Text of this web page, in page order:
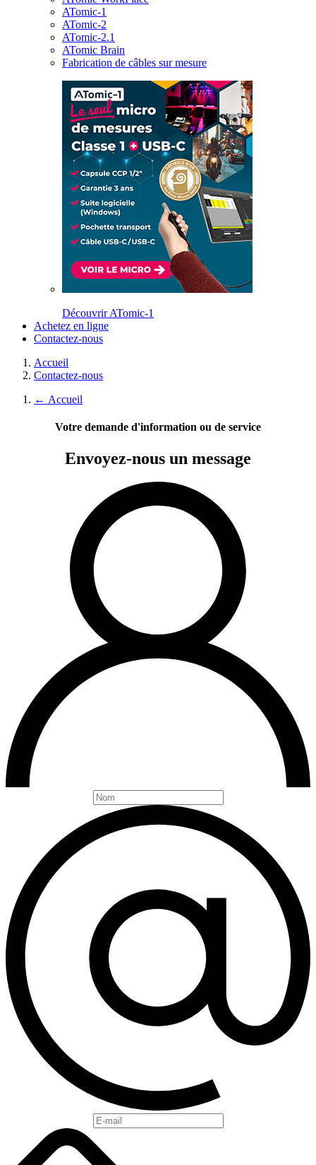
ATomic-1
ATomic-2
ATomic-2.1
ATomic Brain
Fabrication de câbles sur mesure
Découvrir ATomic-1
Achetez en ligne
Contactez-nous
Accueil
Contactez-nous
← Accueil
Votre demande d'information ou de service
Envoyez-nous un message